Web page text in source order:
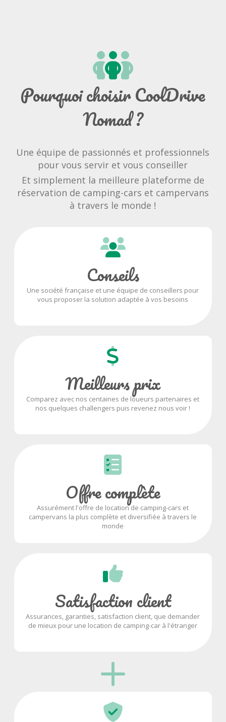
Pourquoi choisir CoolDrive
Nomad ?
Une équipe de passionnés et professionnels
pour vous servir et vous conseiller
Et simplement la meilleure plateforme de
réservation de camping-cars et campervans
à travers le monde !
Conseils
Une société française et une équipe de conseillers pour
vous proposer la solution adaptée à vos besoins
Meilleurs prix
Comparez avec nos centaines de loueurs partenaires et
nos quelques challengers puis revenez nous voir !
Offre complète
Assurément l'offre de location de camping-cars et
campervans la plus complète et diversifiée à travers le
monde
Satisfaction client
Assurances, garanties, satisfaction client, que demander
de mieux pour une location de camping-car à l'étranger